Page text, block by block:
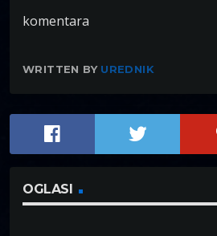
komentara
WRITTEN BY UREDNIK
OGLASI